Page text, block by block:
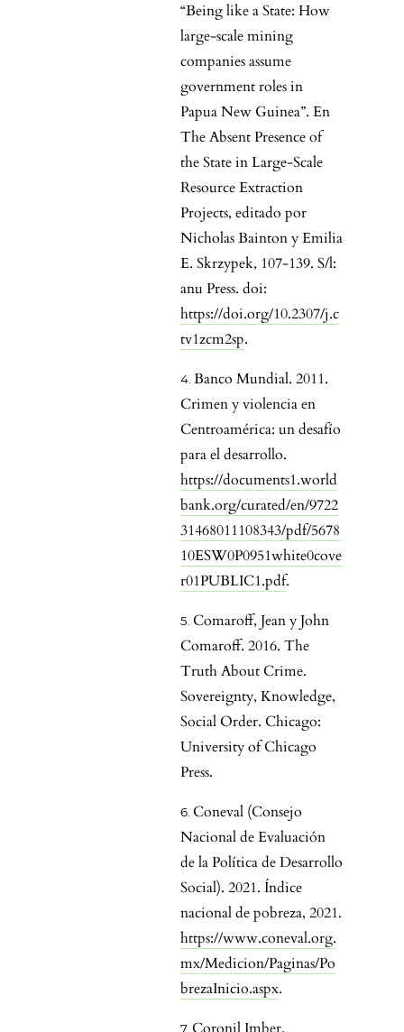
“Being like a State: How
large-scale mining
companies assume
government roles in
Papua New Guinea”. En
The Absent Presence of
the State in Large-Scale
Resource Extraction
Projects, editado por
Nicholas Bainton y Emilia
E. Skrzypek, 107-139. S/l:
anu Press. doi:
https://doi.org/10.2307/j.c
tv1zcm2sp.
Banco Mundial. 2011.
Crimen y violencia en
Centroamérica: un desafío
para el desarrollo.
https://documents1.world
bank.org/curated/en/9722
31468011108343/pdf/5678
10ESW0P0951white0cove
r01PUBLIC1.pdf.
Comaroff, Jean y John
Comaroff. 2016. The
Truth About Crime.
Sovereignty, Knowledge,
Social Order. Chicago:
University of Chicago
Press.
Coneval (Consejo
Nacional de Evaluación
de la Política de Desarrollo
Social). 2021. Índice
nacional de pobreza, 2021.
https://www.coneval.org.
mx/Medicion/Paginas/Po
brezaInicio.aspx.